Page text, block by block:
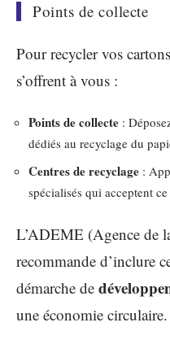
Points de collecte
Pour recycler vos
s’offrent à vous :
Points de collecte :
dédiés au recyclage du
Centres de recyclage :
spécialisés qui acceptent
L’ADEME (Agence de
recommande d’inclure
démarche de
une économie circulaire.